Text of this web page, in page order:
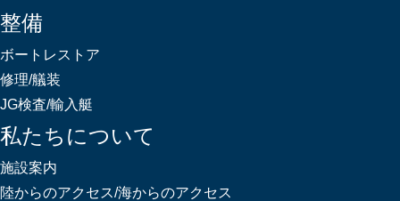
整備
ボートレストア
修理/艤装
JG検査/輸入艇
私たちについて
施設案内
陸からのアクセス/海からのアクセス